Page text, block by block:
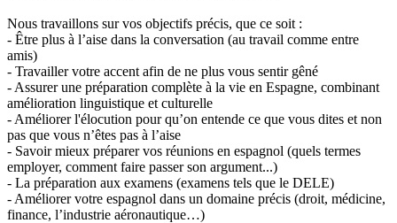
Nous travaillons sur vos objectifs précis, que ce soit :
- Être plus à l’aise dans la conversation (au travail comme entre
amis)
- Travailler votre accent afin de ne plus vous sentir gêné
- Assurer une préparation complète à la vie en Espagne, combinant
amélioration linguistique et culturelle
- Améliorer l'élocution pour qu’on entende ce que vous dites et non
pas que vous n’êtes pas à l’aise
- Savoir mieux préparer vos réunions en espagnol (quels termes
employer, comment faire passer son argument...)
- La préparation aux examens (examens tels que le DELE)
- Améliorer votre espagnol dans un domaine précis (droit, médicine,
finance, l’industrie aéronautique…)